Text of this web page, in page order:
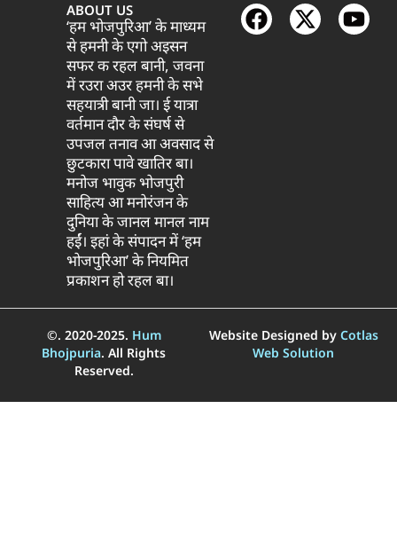
ABOUT US
‘हम भोजपुरिआ’ के माध्यम
से हमनी के एगो अइसन
सफर क रहल बानी, जवना
में रउरा अउर हमनी के सभे
सहयात्री बानी जा। ई यात्रा
वर्तमान दौर के संघर्ष से
उपजल तनाव आ अवसाद से
छुटकारा पावे खातिर बा।
मनोज भावुक भोजपुरी
साहित्य आ मनोरंजन के
दुनिया के जानल मानल नाम
हईं। इहां के संपादन में ‘हम
भोजपुरिआ’ के नियमित
प्रकाशन हो रहल बा।
©. 2020-2025. Hum
Bhojpuria. All Rights
Reserved.
Website Designed by Cotlas
Web Solution